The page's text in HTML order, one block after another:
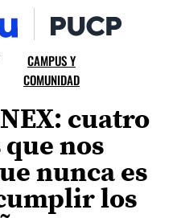
CAMPUS Y
COMUNIDAD
cuatro
nos
nunca es
los